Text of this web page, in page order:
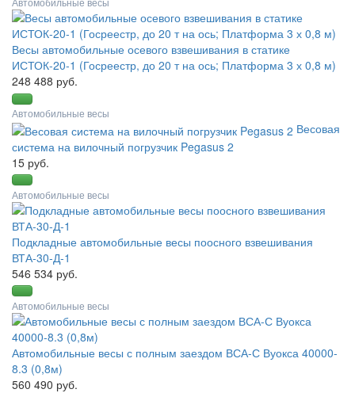
Весы автомобильные осевого взвешивания в статике
ИСТОК-20-1 (Госреестр, до 20 т на ось; Платформа 3 х 0,8 м)
248 488 руб.
Автомобильные весы
Весовая
система на вилочный погрузчик Pegasus 2
15 руб.
Автомобильные весы
Подкладные автомобильные весы поосного взвешивания
ВТА-30-Д-1
546 534 руб.
Автомобильные весы
Автомобильные весы с полным заездом ВСА-С Вуокса 40000-
8.3 (0,8м)
560 490 руб.